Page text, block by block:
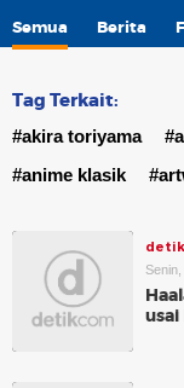
Semua Berita
Tag Terkait:
#akira toriyama
#anime klasik
usai